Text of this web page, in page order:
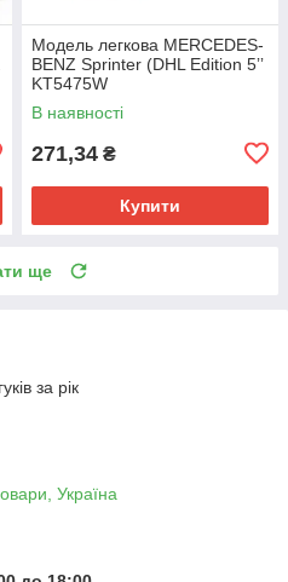
Модель легкова MERCEDES-
BENZ Sprinter (DHL Edition 5ʼʼ
KT5475W
метал.інерц.відкр.дв.кор)
В наявності
271,34 ₴
Купити
ще
за рік
Україна